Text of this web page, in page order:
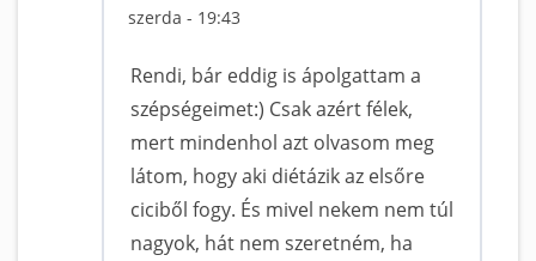
szerda - 19:43
Rendi, bár eddig is ápolgattam a
szépségeimet:) Csak azért félek,
mert mindenhol azt olvasom meg
látom, hogy aki diétázik az elsőre
ciciből fogy. És mivel nekem nem túl
nagyok, hát nem szeretném, ha